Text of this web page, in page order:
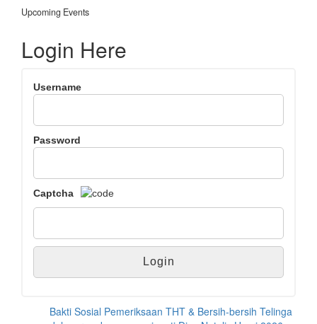
Upcoming Events
Login Here
Username
Password
Captcha
Bakti Sosial Pemeriksaan THT & Bersih-bersih Telinga